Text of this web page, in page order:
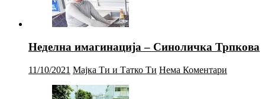
Неделна имагинација – Синоличка Трпкова
11/10/2021 Мајка Ти и Татко Ти Нема Коментари